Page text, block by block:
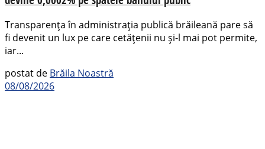
Transparența în administrația publică brăileană pare să
fi devenit un lux pe care cetățenii nu și-l mai pot permite,
iar...
postat de Brăila Noastră
08/08/2026